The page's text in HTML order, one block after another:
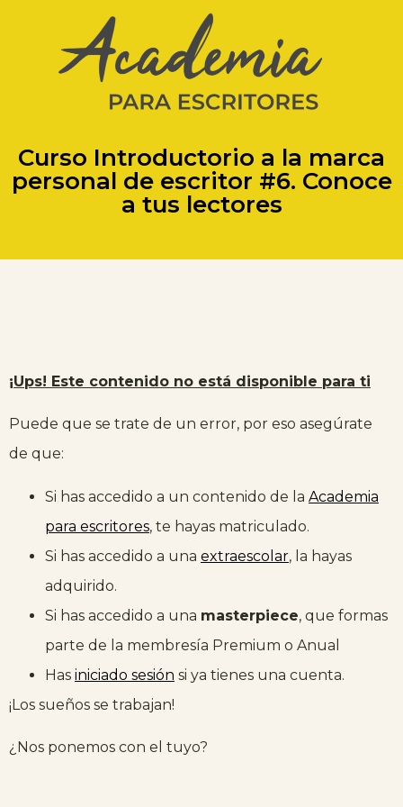
Curso Introductorio a la marca
personal de escritor #6. Conoce
a tus lectores
¡Ups! Este contenido no está disponible para ti
Puede que se trate de un error, por eso asegúrate
de que:
Si has accedido a un contenido de la Academia
para escritores, te hayas matriculado.
Si has accedido a una extraescolar, la hayas
adquirido.
Si has accedido a una masterpiece, que formas
parte de la membresía Premium o Anual
Has iniciado sesión si ya tienes una cuenta.
¡Los sueños se trabajan!
¿Nos ponemos con el tuyo?